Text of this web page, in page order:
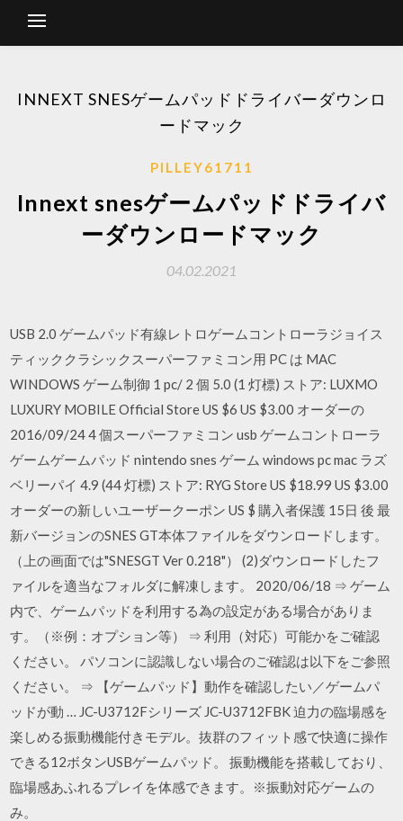
INNEXT SNESゲームパッドドライバーダウンロ
ードマック
PILLEY61711
Innext snesゲームパッドドライバ
ーダウンロードマック
04.02.2021
USB 2.0 ゲームパッド有線レトロゲームコントローラジョイス
ティッククラシックスーパーファミコン用 PC は MAC
WINDOWS ゲーム制御 1 pc/ 2 個 5.0 (1 灯標) ストア: LUXMO
LUXURY MOBILE Official Store US $6 US $3.00 オーダーの
2016/09/24 4 個スーパーファミコン usb ゲームコントローラ
ゲームゲームパッド nintendo snes ゲーム windows pc mac ラズ
ベリーパイ 4.9 (44 灯標) ストア: RYG Store US $18.99 US $3.00
オーダーの新しいユーザークーポン US $ 購入者保護 15日 後 最
新バージョンのSNES GT本体ファイルをダウンロードします。
（上の画面では"SNESGT Ver 0.218"） (2)ダウンロードしたフ
ァイルを適当なフォルダに解凍します。 2020/06/18 ⇒ ゲーム
内で、ゲームパッドを利用する為の設定がある場合がありま
す。（※例：オプション等） ⇒ 利用（対応）可能かをご確認
ください。 パソコンに認識しない場合のご確認は以下をご参照
ください。 ⇒ 【ゲームパッド】動作を確認したい／ゲームパ
ッドが動 … JC-U3712Fシリーズ JC-U3712FBK 迫力の臨場感を
楽しめる振動機能付きモデル。抜群のフィット感で快適に操作
できる12ボタンUSBゲームパッド。 振動機能を搭載しており、
臨場感あふれるプレイを体感できます。※振動対応ゲームの
み。